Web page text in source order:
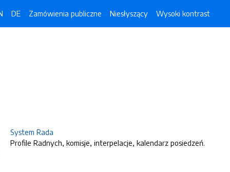
DE Zamówienia publiczne Niesłyszący Wysoki kontrast
System Rada
Profile Radnych, komisje, interpelacje, kalendarz posiedzeń.